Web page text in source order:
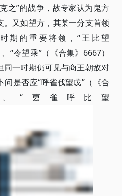
之”的战争，故专家认为鬼方
。又如望方，其某一分支首领
期的重要将领，“王比望
“令望乘”（《合集》6667）
同一时期仍可见与商王朝敌对
问是否应“呼雀伐望戉”（《合
、“叀雀呼比望